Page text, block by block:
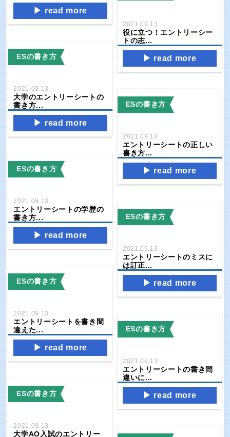
read more
2021.09.13
役に立つ！エントリーシー
トの志...
read more
ESの書き方
2021.09.13
大学のエントリーシートの
書き方...
read more
ESの書き方
2021.09.13
エントリーシートの正しい
書き方...
read more
ESの書き方
2021.09.13
エントリーシートの学歴の
書き方...
read more
ESの書き方
2021.09.13
エントリーシートのミスに
は訂正...
read more
ESの書き方
2021.09.13
エントリーシートを書き間
違えた...
read more
ESの書き方
2021.09.13
エントリーシートの書き間
違いに...
read more
ESの書き方
2021.09.13
大学AO入試のエントリー